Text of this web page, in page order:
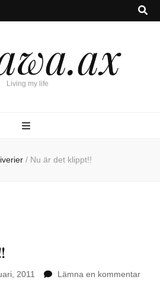
Living my life
/ Nu är det klippt!!
2011 Lämna en kommentarpå